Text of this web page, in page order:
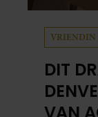
VRIENDIN
DIT
VAN